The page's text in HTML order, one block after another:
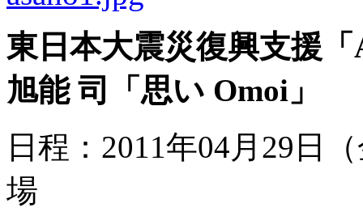
東日本大震災復興支援
旭能 司「思い Omoi」
日程：2011年04月29日
場